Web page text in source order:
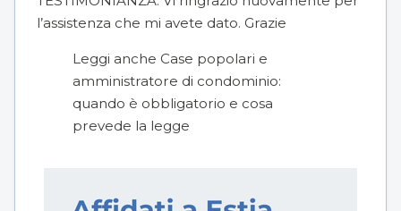
l’assistenza che mi avete dato. Grazie
Leggi anche Case popolari e
amministratore di condominio:
quando è obbligatorio e cosa
prevede la legge